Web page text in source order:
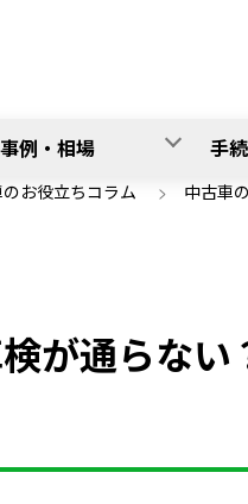
事例・相場 手
お役立ちコラム > 中古車
が通らな